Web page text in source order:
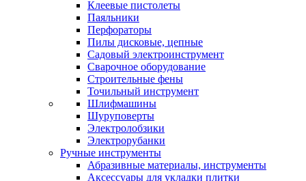
Клеевые пистолеты
Паяльники
Перфораторы
Пилы дисковые, цепные
Садовый электроинструмент
Сварочное оборудование
Строительные фены
Точильный инструмент
Шлифмашины
Шуруповерты
Электролобзики
Электрорубанки
Ручные инструменты
Абразивные материалы, инструменты
Аксессуары для укладки плитки